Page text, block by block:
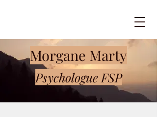
Morgane Marty
Psychologue FSP